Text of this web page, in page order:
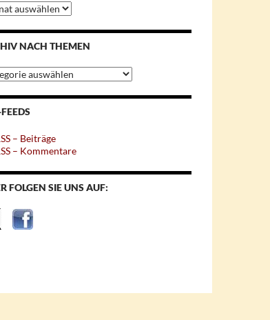
NACH THEMEN
– Beiträge
– Kommentare
FOLGEN SIE UNS AUF: